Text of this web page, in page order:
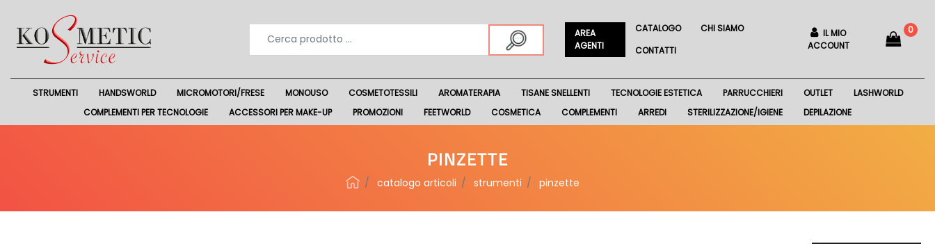
AREA
AGENTI
CATALOGO
CHI SIAMO
CONTATTI
IL MIO
ACCOUNT
0
STRUMENTI HANDSWORLD MICROMOTORI/FRESE MONOUSO COSMETOTESSILI AROMATERAPIA TISANE SNELLENTI TECNOLOGIE ESTETICA PARRUCCHIERI OUTLET
LASHWORLD
COMPLEMENTI PER TECNOLOGIE
ACCESSORI PER MAKE-UP PROMOZIONI FEETWORLD COSMETICA COMPLEMENTI ARREDI STERILIZZAZIONE/IGIENE DEPILAZIONE
PINZETTE
catalogo articoli strumenti pinzette